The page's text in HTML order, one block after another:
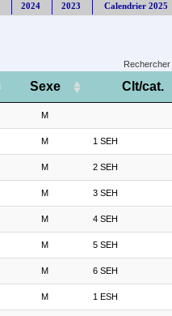
2024 2023 Calendrier 2025
Rechercher
Sexe Clt/cat.
M
M 1 SEH
M 2 SEH
M 3 SEH
M 4 SEH
M 5 SEH
M 6 SEH
M 1 ESH